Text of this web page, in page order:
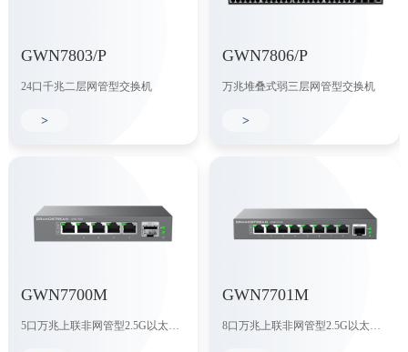
GWN7803/P
24口千兆二层网管型交换机
>
GWN7806/P
万兆堆叠式弱三层网管型交换机
>
GWN7700M
5口万兆上联非网管型2.5G以太网交换机
GWN7701M
8口万兆上联非网管型2.5G以太网交换机